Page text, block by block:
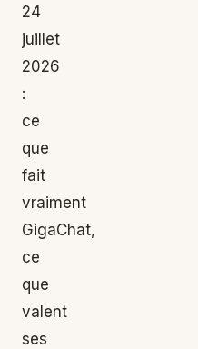
24
juillet
2026
:
ce
que
fait
vraiment
GigaChat,
ce
que
valent
ses